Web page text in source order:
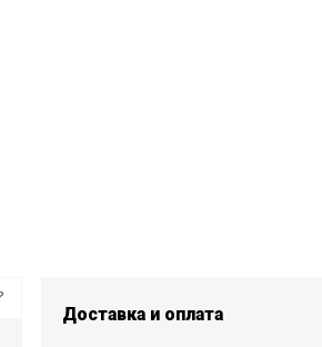
Доставка и оплата